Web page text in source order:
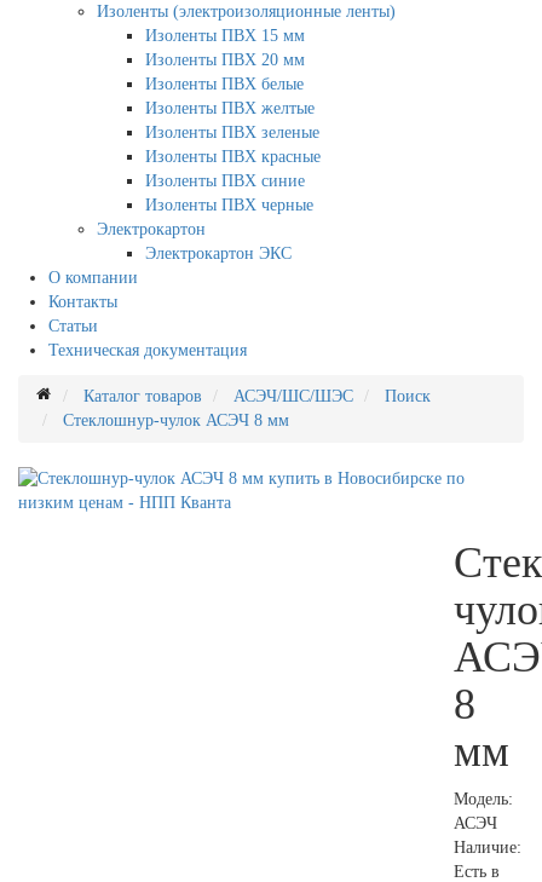
Изоленты (электроизоляционные ленты)
Изоленты ПВХ 15 мм
Изоленты ПВХ 20 мм
Изоленты ПВХ белые
Изоленты ПВХ желтые
Изоленты ПВХ зеленые
Изоленты ПВХ красные
Изоленты ПВХ синие
Изоленты ПВХ черные
Электрокартон
Электрокартон ЭКС
О компании
Контакты
Статьи
Техническая документация
Каталог товаров АСЭЧ/ШС/ШЭС
Поиск
Стеклошнур-чулок АСЭЧ 8 мм
8
мм
Модель:
АСЭЧ
Наличие:
Есть в